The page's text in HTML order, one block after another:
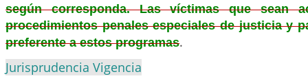
según corresponda. Las víctimas que sean
procedimientos penales especiales de justicia y
preferente a estos programas.
Jurisprudencia Vigencia